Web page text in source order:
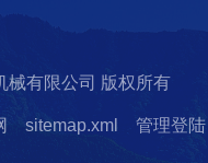
械有限公司 版权所有
sitemap.xml 管理登陆